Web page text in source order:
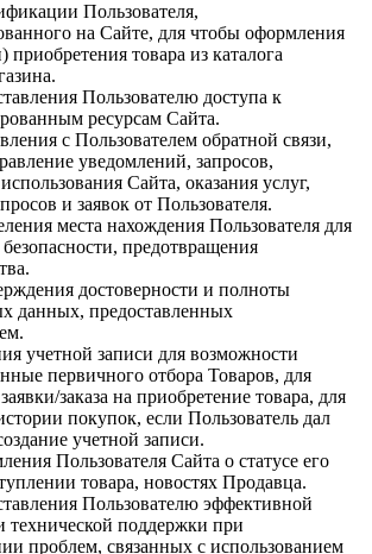
Пользователя,
на Сайте, для чтобы оформления
приобретения товара из каталога
Пользователю доступа к
ресурсам Сайта.
с Пользователем обратной связи,
уведомлений, запросов,
Сайта, оказания услуг,
и заявок от Пользователя.
места нахождения Пользователя для
предотвращения
достоверности и полноты
данных, предоставленных
учетной записи для возможности
первичного отбора Товаров, для
заказа на приобретение товара, для
покупок, если Пользователь дал
учетной записи.
Пользователя Сайта о статусе его
товара, новостях Продавца.
Пользователю эффективной
технической поддержки при
проблем, связанных с использованием